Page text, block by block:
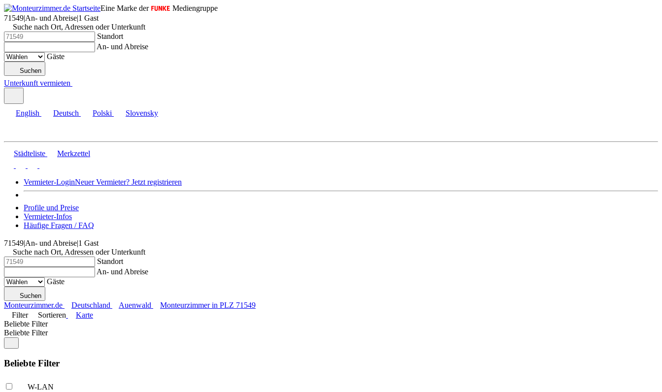
Eine Marke der
Mediengruppe
71549|An- und Abreise|1 Gast
Suche nach Ort, Adressen oder Unterkunft
Standort
An- und Abreise
Gäste
Suchen
Unterkunft vermieten
English Deutsch Polski Slovensky
Städteliste Merkzettel
Vermieter-LoginNeuer Vermieter? Jetzt registrieren
Profile und Preise
Vermieter-Infos
Häufige Fragen / FAQ
71549|An- und Abreise|1 Gast
Suche nach Ort, Adressen oder Unterkunft
Standort
An- und Abreise
Gäste
Suchen
Monteurzimmer.de Deutschland Auenwald
Monteurzimmer in PLZ 71549
Filter
Sortieren
Karte
Beliebte Filter
Beliebte Filter
Beliebte Filter
W-LAN